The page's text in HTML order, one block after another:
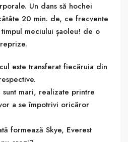
Un dans să hochei
20 min. de, ce frecvente
meciului șaoleu! de o
este transferat fiecăruia din
sunt mari, realizate printre
a se împotrivi oricăror
formează Skye, Everest